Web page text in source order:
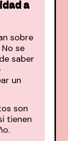
a
sobre
se
saber
un
son
tienen